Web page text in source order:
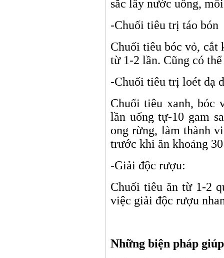
sắc lấy nước uống,
-Chuối tiêu trị táo bón
Chuối tiêu bóc vỏ, cắt
từ 1-2 lần. Cũng có
-Chuối tiêu trị loét dạ
Chuối tiêu xanh, bóc
lần uống tự-10 gam
ong rừng, làm thành
trước khi ăn khoảng
-Giải độc rượu:
Chuối tiêu ăn từ 1-2
việc giải độc rượu
Những biện pháp